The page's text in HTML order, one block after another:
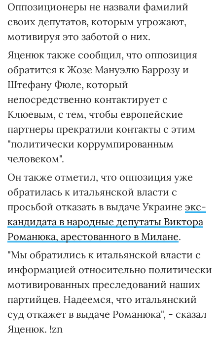
Оппозиционеры не назвали фамилий
своих депутатов, которым угрожают,
мотивируя это заботой о них.
Яценюк также сообщил, что оппозиция
обратится к Жозе Мануэлю Баррозу и
Штефану Фюле, который
непосредственно контактирует с
Клюевым, с тем, чтобы европейские
партнеры прекратили контакты с этим
"политически коррумпированным
человеком".
Он также отметил, что оппозиция уже
обратилась к итальянской власти с
просьбой отказать в выдаче Украине экс-
кандидата в народные депутаты Виктора
Романюка, арестованного в Милане.
"Мы обратились к итальянской власти с
информацией относительно политически
мотивированных преследований наших
партийцев. Надеемся, что итальянский
суд откажет в выдаче Романюка", - сказал
Яценюк. !zn